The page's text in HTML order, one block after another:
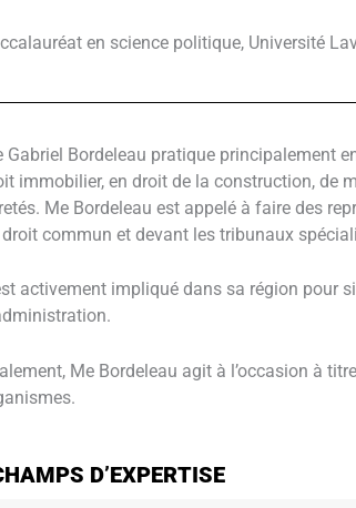
en science politique, Université
Gabriel Bordeleau pratique principalement
immobilier, en droit de la construction, de
Me Bordeleau est appelé à faire des
commun et devant les tribunaux
activement impliqué dans sa région pour
Me Bordeleau agit à l’occasion à
D’EXPERTISE